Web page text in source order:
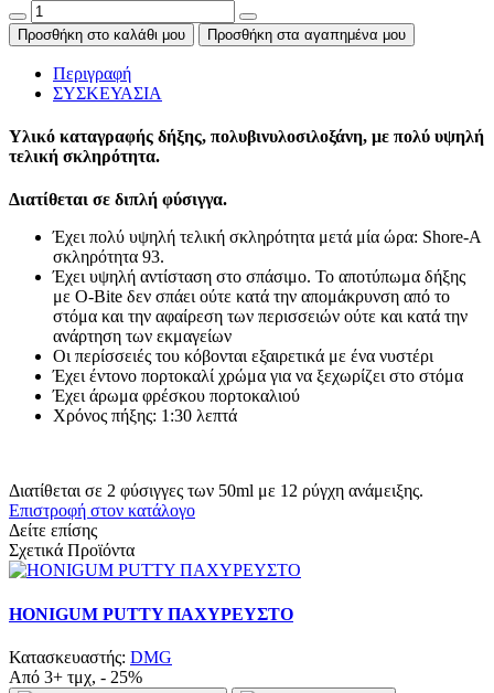
Προσθήκη στο καλάθι μου Προσθήκη στα αγαπημένα μου
Περιγραφή
ΣΥΣΚΕΥΑΣΙΑ
Υλικό καταγραφής δήξης, πολυβινυλοσιλοξάνη, με πολύ υψηλή
τελική σκληρότητα.
Διατίθεται σε διπλή φύσιγγα.
Έχει πολύ υψηλή τελική σκληρότητα μετά μία ώρα: Shore-A
σκληρότητα 93.
Έχει υψηλή αντίσταση στο σπάσιμο. Το αποτύπωμα δήξης
με O-Bite δεν σπάει ούτε κατά την απομάκρυνση από το
στόμα και την αφαίρεση των περισσειών ούτε και κατά την
ανάρτηση των εκμαγείων
Οι περίσσειές του κόβονται εξαιρετικά με ένα νυστέρι
Έχει έντονο πορτοκαλί χρώμα για να ξεχωρίζει στο στόμα
Έχει άρωμα φρέσκου πορτοκαλιού
Χρόνος πήξης: 1:30 λεπτά
Διατίθεται σε 2 φύσιγγες των 50ml με 12 ρύγχη ανάμειξης.
Επιστροφή στον κατάλογο
Δείτε επίσης
Σχετικά Προϊόντα
HONIGUM PUTTY ΠΑΧΥΡΕΥΣΤΟ
Κατασκευαστής: DMG
Από 3+ τμχ, - 25%